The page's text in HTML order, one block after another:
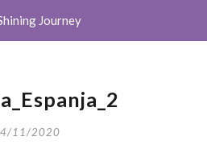
Journey
11/2020